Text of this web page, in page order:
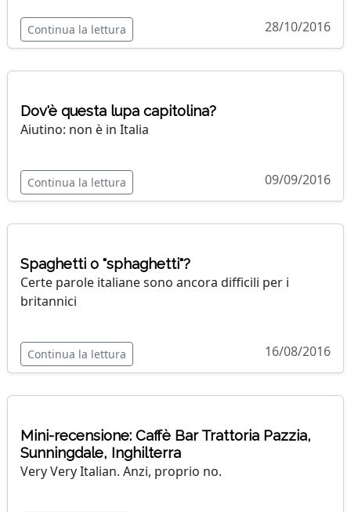
Continua la lettura 28/10/2016
Dov'è questa lupa capitolina?
Aiutino: non è in Italia
Continua la lettura 09/09/2016
Spaghetti o "sphaghetti"?
Certe parole italiane sono ancora difficili per i
britannici
Continua la lettura 16/08/2016
Mini-recensione: Caffè Bar Trattoria Pazzia,
Sunningdale, Inghilterra
Very Very Italian. Anzi, proprio no.